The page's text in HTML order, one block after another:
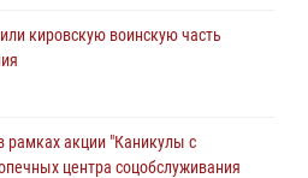
десантных войск
кировскую воинскую часть
рамках акции "Каникулы с
центра соцобслуживания